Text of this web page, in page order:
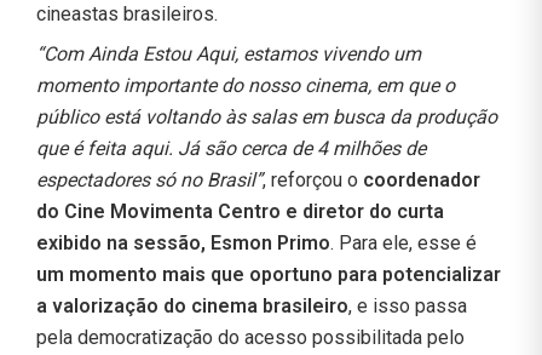
cineastas brasileiros.
“Com Ainda Estou Aqui, estamos vivendo um
momento importante do nosso cinema, em que o
público está voltando às salas em busca da produção
que é feita aqui. Já são cerca de 4 milhões de
espectadores só no Brasil”, reforçou o coordenador
do Cine Movimenta Centro e diretor do curta
exibido na sessão, Esmon Primo. Para ele, esse é
um momento mais que oportuno para potencializar
a valorização do cinema brasileiro, e isso passa
pela democratização do acesso possibilitada pelo